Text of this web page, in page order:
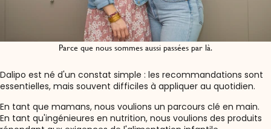
Parce que nous sommes aussi passées par là.
Dalipo est né d'un constat simple : les recommandations sont
essentielles, mais souvent difficiles à appliquer au quotidien.
En tant que mamans, nous voulions un parcours clé en main.
En tant qu'ingénieures en nutrition, nous voulions des produits